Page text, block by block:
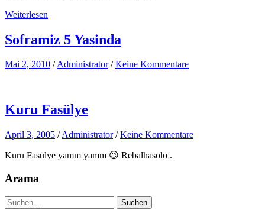
Weiterlesen
Soframiz 5 Yasinda
Mai 2, 2010 /Administrator /Keine Kommentare
Kuru Fasülye
April 3, 2005 /Administrator /Keine Kommentare
Kuru Fasülye yamm yamm 😉 Rebalhasolo .
Arama
Suchen
nach: